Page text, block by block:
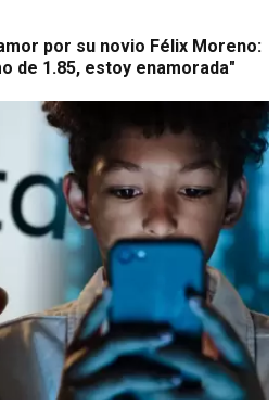
por su novio Félix Moreno:
de 1.85, estoy enamorada"